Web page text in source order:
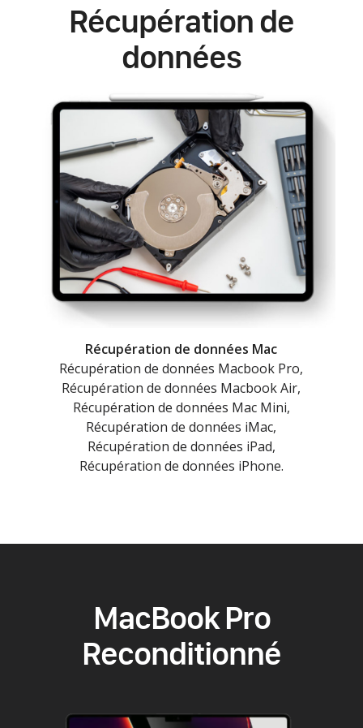
Récupération de
données
Récupération de données Mac
Récupération de données Macbook Pro,
Récupération de données Macbook Air,
Récupération de données Mac Mini,
Récupération de données iMac,
Récupération de données iPad,
Récupération de données iPhone.
MacBook Pro
Reconditionné